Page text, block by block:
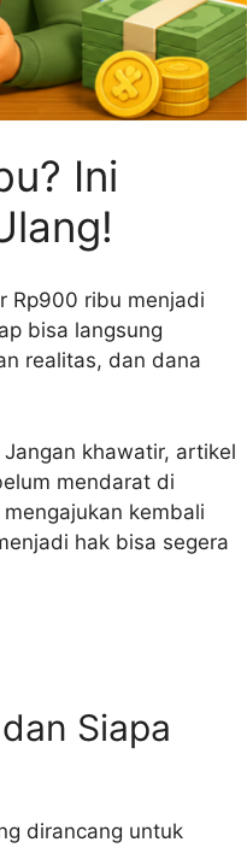
Ini
Rp900 ribu menjadi
bisa langsung
realitas, dan dana
khawatir, artikel
mendarat di
kembali
hak bisa segera
Siapa
dirancang untuk